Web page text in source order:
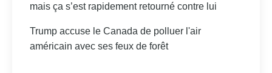
mais ça s’est rapidement retourné contre lui
Trump accuse le Canada de polluer l'air
américain avec ses feux de forêt